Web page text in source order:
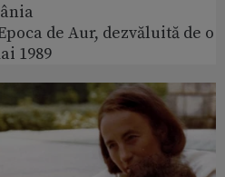
de Aur, dezvăluită de o
1989